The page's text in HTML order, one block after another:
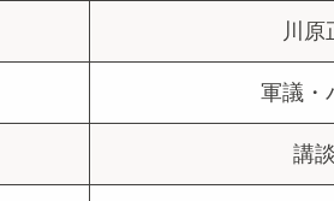
川原
軍議・
講